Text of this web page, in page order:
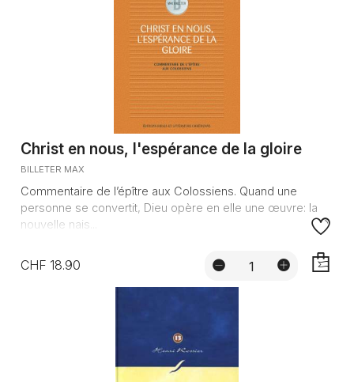
Christ en nous, l'espérance de la gloire
BILLETER MAX
Commentaire de l’épître aux Colossiens. Quand une
personne se convertit, Dieu opère en elle une œuvre: la
nouvelle nais...
CHF 18.90